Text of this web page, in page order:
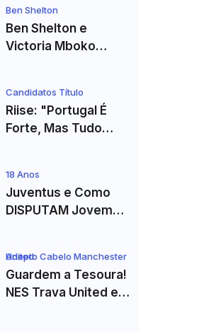
O Sp. Braga
Ben Shelton
Ben Shelton e
Victoria Mboko
Masters 1000 de
Toronto
Candidatos Título
Riise: "Portugal É
Forte, Mas Tudo
Ronaldo"
18 Anos
Juventus e Como
DISPUTAM Jovem
Adepto Cabelo Manchester United
Guardem a Tesoura!
NES Trava United e